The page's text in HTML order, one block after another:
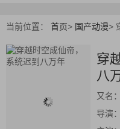
当前位置： 首页> 国产动漫>
穿
八
又名：
导演：